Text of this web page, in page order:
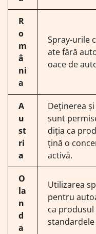
R
o
m
â
ni
a
Spray-urile
ate fără
oace de
A
u
st
ri
a
Deținerea
sunt
diția ca
țină o
activă.
O
la
n
d
a
Utilizarea
pentru
ca